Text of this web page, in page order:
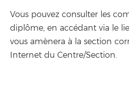
Vous pouvez consulter les
diplôme, en accédant via le
vous amènera à la section
Internet du Centre/Section.